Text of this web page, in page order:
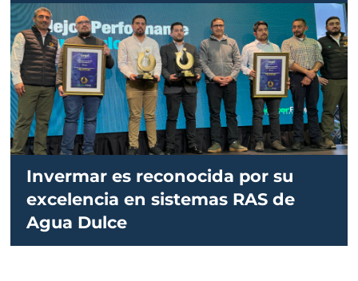
Invermar es reconocida por su
excelencia en sistemas RAS de
Agua Dulce